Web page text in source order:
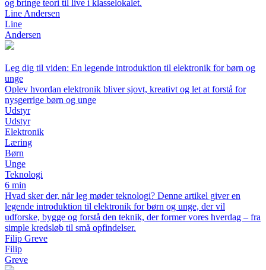
og bringe teori til live i klasselokalet.
Line Andersen
Line
Andersen
Leg dig til viden: En legende introduktion til elektronik for børn og
unge
Oplev hvordan elektronik bliver sjovt, kreativt og let at forstå for
nysgerrige børn og unge
Udstyr
Udstyr
Elektronik
Læring
Børn
Unge
Teknologi
6 min
Hvad sker der, når leg møder teknologi? Denne artikel giver en
legende introduktion til elektronik for børn og unge, der vil
udforske, bygge og forstå den teknik, der former vores hverdag – fra
simple kredsløb til små opfindelser.
Filip Greve
Filip
Greve